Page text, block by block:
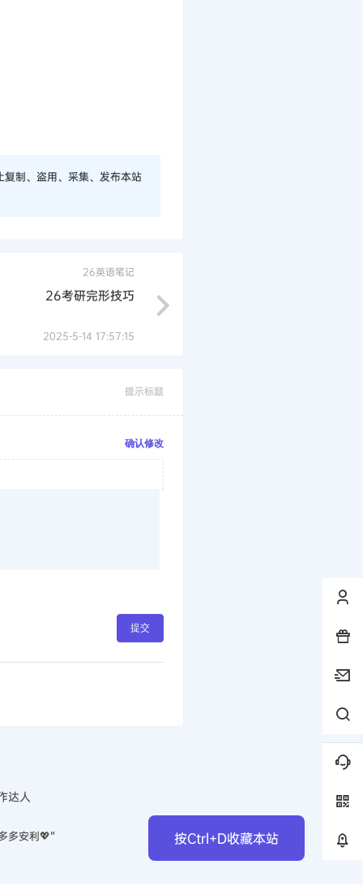
制、盗用、采集、发布本站
26英语笔记
26考研完形技巧
2025-5-14 17:57:15
提示标题
确认修改
提交
按Ctrl+D收藏本站
达人
多安利💖”